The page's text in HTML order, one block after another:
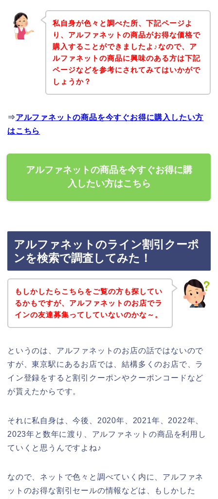
私自身が色々と調べた所、下記ページよ
り、アルファネットの商品がお得な価格で
購入することができましたよ♪なので、ア
ルファネットの商品に興味のある方は下記
ページなどを参考にされてみてはいかがで
しょうか？
⇒アルファネットの商品を今すぐお得に購入したい方
はこちら
アルファネットの商品を今すぐお得に購
入したい方はこちら
アルファネットのライン割引クーポ
ンを検索で調査してみた！
もしかしたらこちらをご覧の方も探してい
るかもですが、アルファネットのお店でラ
インの友達募集ってしていないのかな～。
というのは、アルファネットのお店の話ではないので
すが、東京駅にあるお店では、結構多くのお店で、ラ
イン登録をすると割引クーポンやクーポンコードなど
が貰えたからです。
それに私自身は、今後、2020年、2021年、2022年、
2023年と数年に渡り、アルファネットの商品を利用し
ていくと思うんですよね♪
なので、ネットで色々と調べていく内に、アルファネ
ットのお得な割引セールの情報などは、もしかした